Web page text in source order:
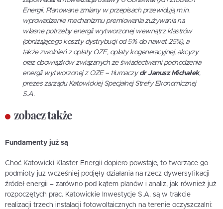
Energii. Planowane zmiany w przepisach przewidują m.in.
wprowadzenie mechanizmu premiowania zużywania na
własne potrzeby energii wytworzonej wewnątrz klastrów
(obniżającego koszty dystrybucji od 5% do nawet 25%), a
także zwolnień z opłaty OZE, opłaty kogeneracyjnej, akcyzy
oraz obowiązków związanych ze świadectwami pochodzenia
energii wytworzonej z OZE– tłumaczy dr Janusz Michałek,
prezes zarządu Katowickiej Specjalnej Strefy Ekonomicznej
S.A.
zobacz także
Fundamenty już są
Choć Katowicki Klaster Energii dopiero powstaje, to tworzące go
podmioty już wcześniej podjęły działania na rzecz dywersyfikacji
źródeł energii – zarówno pod kątem planów i analiz, jak również już
rozpoczętych prac. Katowickie Inwestycje S.A. są w trakcie
realizacji trzech instalacji fotowoltaicznych na terenie oczyszczalni: